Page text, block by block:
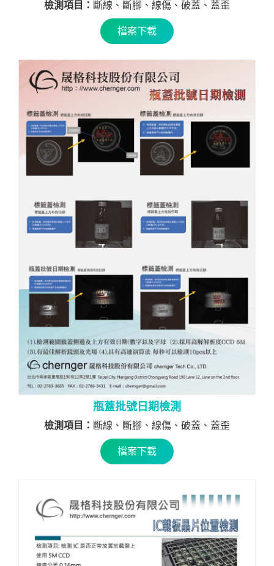
檢測項目： 斷線、斷腳、線傷、破蓋、蓋歪
檔案下載
瓶蓋批號日期檢測
檢測項目： 斷線、斷腳、線傷、破蓋、蓋歪
檔案下載